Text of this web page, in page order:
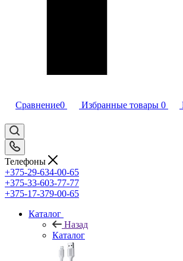
Сравнение0 Избранные товары 0
Телефоны
+375-29-634-00-65
+375-33-603-77-77
+375-17-379-00-65
Каталог
Назад
Каталог